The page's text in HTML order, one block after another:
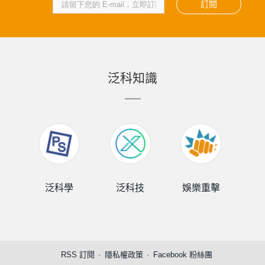
訂閱
泛科知識
泛科學 泛科技 娛樂重擊
RSS 訂閱 隱私權政策 Facebook 粉絲團